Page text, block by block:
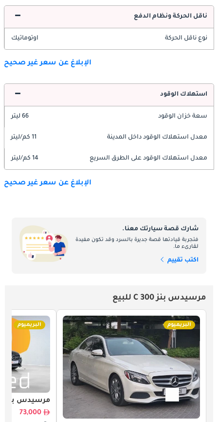
ناقل الحركة ونظام الدفع
نوع ناقل الحركة اوتوماتيك
الإبلاغ عن سعر غير صحيح
استهلاك الوقود
سعة خزان الوقود 66 ليتر
معدل استهلاك الوقود داخل المدينة 11 كم/ليتر
معدل استهلاك الوقود على الطرق السريع 14 كم/ليتر
الإبلاغ عن سعر غير صحيح
شارك قصة سيارتك معنا.
فتجربة قيادتها قصة جديرة بالسرد وقد تكون مفيدة
لقارىء ما.
اكتب تقييم
مرسيدس بنز C 300 للبيع
البريميوم البريميوم
مرسيدس بنز C 300
73,000